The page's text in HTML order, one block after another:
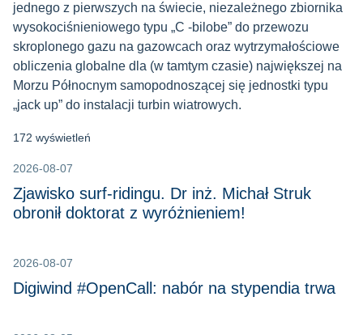
jednego z pierwszych na świecie, niezależnego zbiornika
wysokociśnieniowego typu „C -bilobe” do przewozu
skroplonego gazu na gazowcach oraz wytrzymałościowe
obliczenia globalne dla (w tamtym czasie) największej na
Morzu Północnym samopodnoszącej się jednostki typu
„jack up” do instalacji turbin wiatrowych.
172 wyświetleń
2026-08-07
Zjawisko surf-ridingu. Dr inż. Michał Struk
obronił doktorat z wyróżnieniem!
2026-08-07
Digiwind #OpenCall: nabór na stypendia trwa